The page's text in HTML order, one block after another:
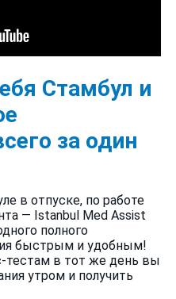
Стамбул и
за один
в отпуске, по работе
— Istanbul Med Assist
полного
быстрым и удобным!
тестам в тот же день вы
утром и получить